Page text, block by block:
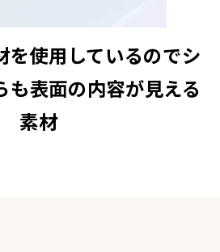
を使用しているのでシ
も表面の内容が見える
素材